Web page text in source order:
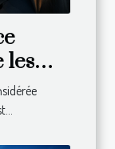
les